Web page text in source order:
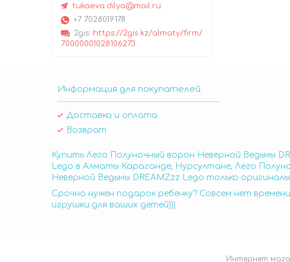
tukaeva.dilya@mail.ru
+7 7028019178
2gis https://2gis.kz/almaty/firm/
70000001028106273
Информация для покупателей
Доставка и оплата
Возврат
Купить Лего Полуночный ворон Неверной Ведьмы
Lego в Алматы Караганде, Нурсултане, Лего
Неверной Ведьмы DREAMZzz Lego только
Срочно нужен подарок ребенку? Совсем нет
игрушки для ваших детей)))